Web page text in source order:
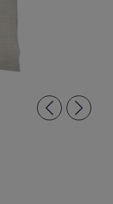
Previous
Next